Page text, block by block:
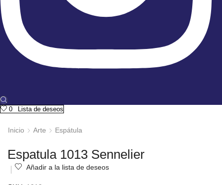
0 Lista de deseos
Inicio Arte Espátula
Espatula 1013 Sennelier
Añadir a la lista de deseos